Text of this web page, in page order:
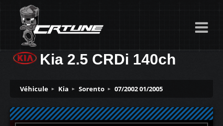
Kia 2.5 CRDi 140ch
Véhicule Kia Sorento 07/2002 01/2005